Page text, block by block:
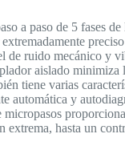
a paso de 5 fases
de ruido mecánico y
aislado minimiza
tiene varias
automática y
extrema, hasta un